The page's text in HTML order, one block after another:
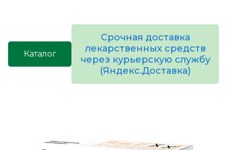
Каталог
Срочная доставка
лекарственных средств
через курьерскую службу
(Яндекс.Доставка)